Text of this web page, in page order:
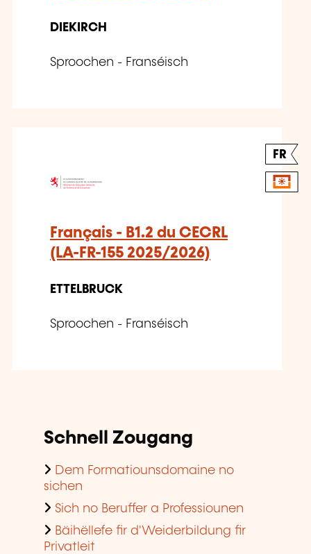
DIEKIRCH
Sproochen - Franséisch
FR
Français - B1.2 du CECRL
(LA-FR-155 2025/2026)
ETTELBRUCK
Sproochen - Franséisch
Schnell Zougang
Dem Formatiounsdomaine no
sichen
Sich no Beruffer a Professiounen
Bäihëllefe fir d'Weiderbildung fir
Privatleit